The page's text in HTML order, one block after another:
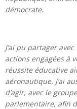
démocrate.
J’ai pu partager
actions engagées à
réussite éducative
aéronautique. J’ai
d’agir, avec le
parlementaire, afin